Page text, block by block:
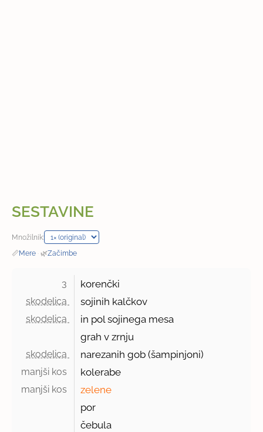
SESTAVINE
Množilnik:
📏Mere · 🌿Začimbe
3 korenčki
skodelica sojinih kalčkov
skodelica
in pol sojinega mesa
grah v zrnju
skodelica narezanih gob (šampinjoni)
manjši kos kolerabe
manjši kos
zelene
por
čebula